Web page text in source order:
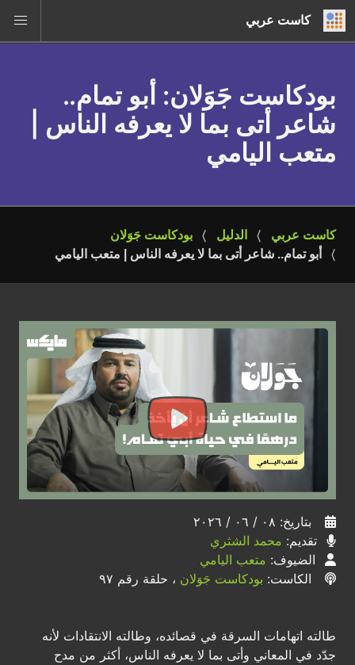
كاست عربي
بودكاست جَوَلان: أبو تمام..
شاعر أتى بما لا يعرفه الناس |
متعب اليامي
كاست عربي الدليل
بودكاست جَوَلان
أبو تمام.. شاعر أتى بما لا يعرفه الناس | متعب اليامي
بتاريخ: ٠٨ / ٠٦ / ٢٠٢٦
تقديم: محمد الشثري
الضيوف: متعب اليامي
الكاست: بودكاست جَوَلان ، حلقة رقم ٩٧
طالته اتهامات السرقة في قصائده، وطالته الانتقادات لأنه
جدّد في المعاني وأتى بما لا يعرفه الناس، أكثر من مدح